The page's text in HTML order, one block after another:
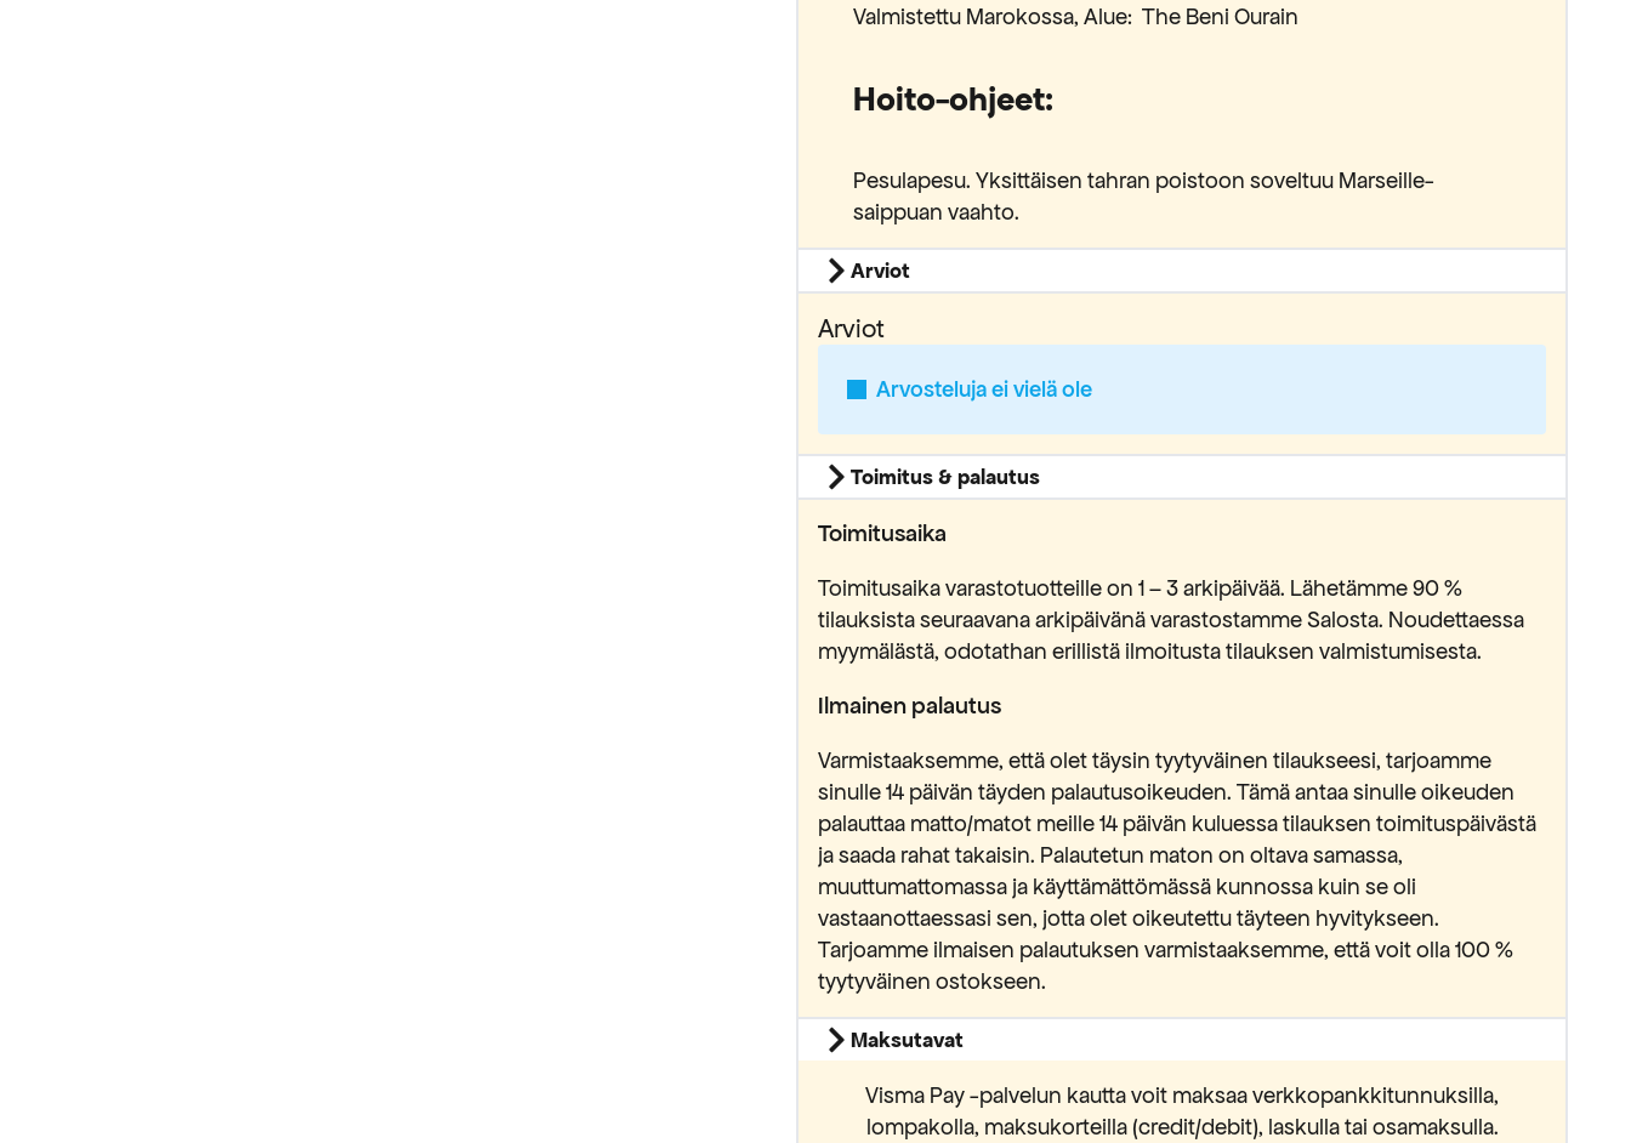
Valmistettu Marokossa, Alue: The Beni Ourain
Hoito-ohjeet:
Pesulapesu. Yksittäisen tahran poistoon soveltuu Marseille-
saippuan vaahto.
Arviot
Arviot
Arvosteluja ei vielä ole
Toimitus & palautus
Toimitusaika
Toimitusaika varastotuotteille on 1 – 3 arkipäivää. Lähetämme 90 %
tilauksista seuraavana arkipäivänä varastostamme Salosta. Noudettaessa
myymälästä, odotathan erillistä ilmoitusta tilauksen valmistumisesta.
Ilmainen palautus
Varmistaaksemme, että olet täysin tyytyväinen tilaukseesi, tarjoamme
sinulle 14 päivän täyden palautusoikeuden. Tämä antaa sinulle oikeuden
palauttaa matto/matot meille 14 päivän kuluessa tilauksen toimituspäivästä
ja saada rahat takaisin. Palautetun maton on oltava samassa,
muuttumattomassa ja käyttämättömässä kunnossa kuin se oli
vastaanottaessasi sen, jotta olet oikeutettu täyteen hyvitykseen.
Tarjoamme ilmaisen palautuksen varmistaaksemme, että voit olla 100 %
tyytyväinen ostokseen.
Maksutavat
Visma Pay -palvelun kautta voit maksaa verkkopankkitunnuksilla,
lompakolla, maksukorteilla (credit/debit), laskulla tai osamaksulla.